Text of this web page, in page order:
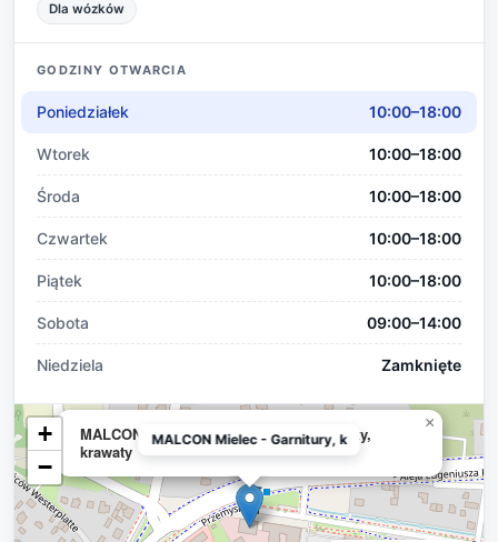
Dla wózków
GODZINY OTWARCIA
Poniedziałek 10:00–18:00
Wtorek 10:00–18:00
Środa 10:00–18:00
Czwartek 10:00–18:00
Piątek 10:00–18:00
Sobota 09:00–14:00
Niedziela Zamknięte
MALCON Mielec - Garnitury, koszule, buty,
krawaty
×
+
−
MALCON Mielec - Garnitury, k